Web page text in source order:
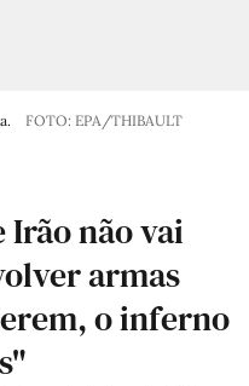
FOTO: EPA/THIBAULT
não vai
armas
o inferno